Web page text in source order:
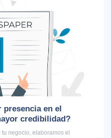
presencia en el
credibilidad?
negocio, elaboramos el